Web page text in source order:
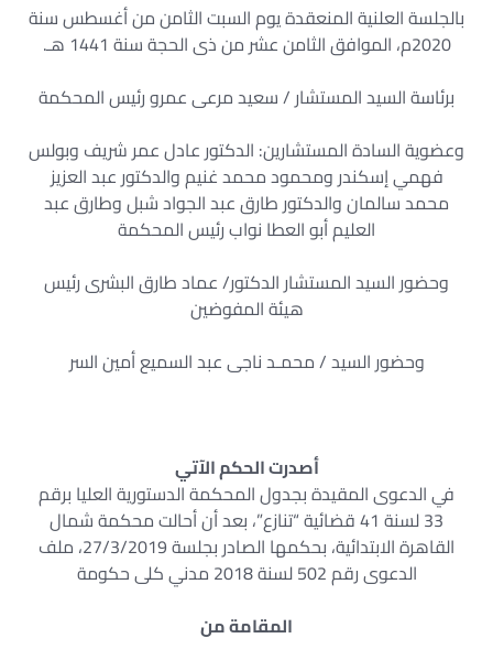
بالجلسة العلنية المنعقدة يوم السبت الثامن من أغسطس سنة
2020م، الموافق الثامن عشر من ذى الحجة سنة 1441 هـ.
برئاسة السيد المستشار / سعيد مرعى عمرو رئيس المحكمة
وعضوية السادة المستشارين: الدكتور عادل عمر شريف وبولس
فهمي إسكندر ومحمود محمد غنيم والدكتور عبد العزيز
محمد سالمان والدكتور طارق عبد الجواد شبل وطارق عبد
العليم أبو العطا نواب رئيس المحكمة
وحضور السيد المستشار الدكتور/ عماد طارق البشرى رئيس
هيئة المفوضين
وحضور السيد / محمـد ناجى عبد السميع أمين السر
أصدرت الحكم الآتي
في الدعوى المقيدة بجدول المحكمة الدستورية العليا برقم
33 لسنة 41 قضائية “تنازع”، بعد أن أحالت محكمة شمال
القاهرة الابتدائية، بحكمها الصادر بجلسة 27/3/2019، ملف
الدعوى رقم 502 لسنة 2018 مدني كلى حكومة
المقامة من